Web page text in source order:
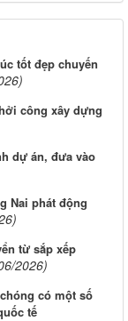
tốt đẹp chuyến
công xây dựng
dự án, đưa vào
Nai phát động
từ sắp xếp
2026)
có một số
tế